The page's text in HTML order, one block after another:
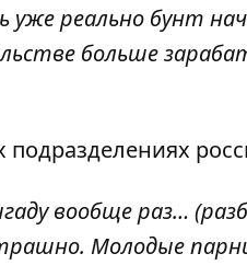
реально бунт
больше
вообще раз…
Молодые